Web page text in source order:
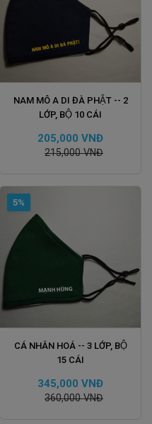
ĐẶT HÀNG
NAM MÔ A DI ĐÀ PHẬT -- 2
LỚP, BỘ 10 CÁI
205,000 VNĐ
215,000 VNĐ
5%
ĐẶT HÀNG
CÁ NHÂN HOÁ -- 3 LỚP, BỘ
15 CÁI
345,000 VNĐ
360,000 VNĐ